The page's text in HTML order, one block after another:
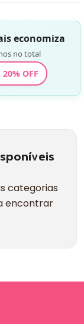
economiza
no total
20% OFF
categorias
encontrar